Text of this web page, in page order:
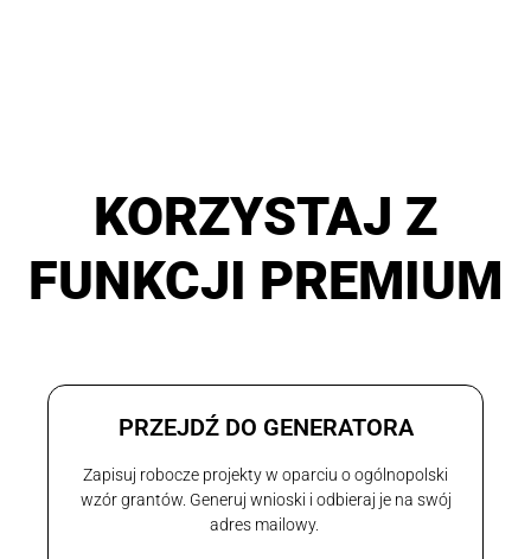
KORZYSTAJ Z
FUNKCJI PREMIUM
PRZEJDŹ DO GENERATORA
Zapisuj robocze projekty w oparciu o ogólnopolski
wzór grantów. Generuj wnioski i odbieraj je na swój
adres mailowy.